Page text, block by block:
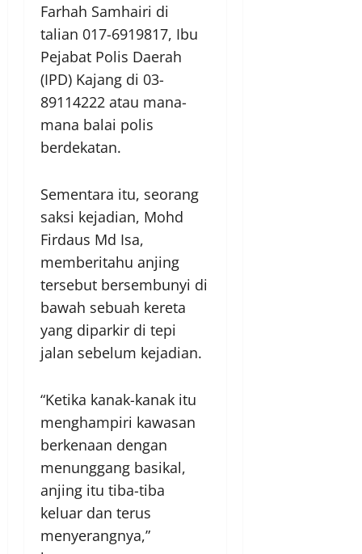
Farhah Samhairi di
talian 017-6919817, Ibu
Pejabat Polis Daerah
(IPD) Kajang di 03-
89114222 atau mana-
mana balai polis
berdekatan.
Sementara itu, seorang
saksi kejadian, Mohd
Firdaus Md Isa,
memberitahu anjing
tersebut bersembunyi di
bawah sebuah kereta
yang diparkir di tepi
jalan sebelum kejadian.
“Ketika kanak-kanak itu
menghampiri kawasan
berkenaan dengan
menunggang basikal,
anjing itu tiba-tiba
keluar dan terus
menyerangnya,”